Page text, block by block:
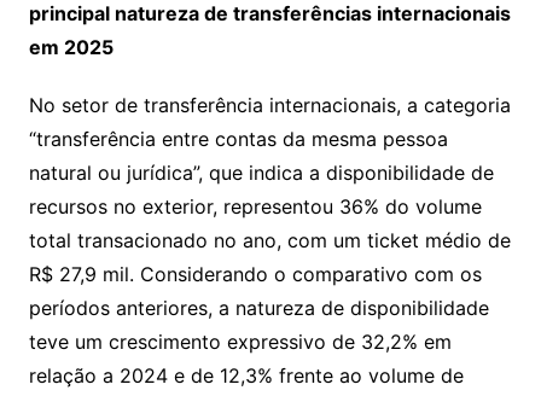
principal natureza de transferências internacionais
em 2025
No setor de transferência internacionais, a categoria
“transferência entre contas da mesma pessoa
natural ou jurídica”, que indica a disponibilidade de
recursos no exterior, representou 36% do volume
total transacionado no ano, com um ticket médio de
R$ 27,9 mil. Considerando o comparativo com os
períodos anteriores, a natureza de disponibilidade
teve um crescimento expressivo de 32,2% em
relação a 2024 e de 12,3% frente ao volume de